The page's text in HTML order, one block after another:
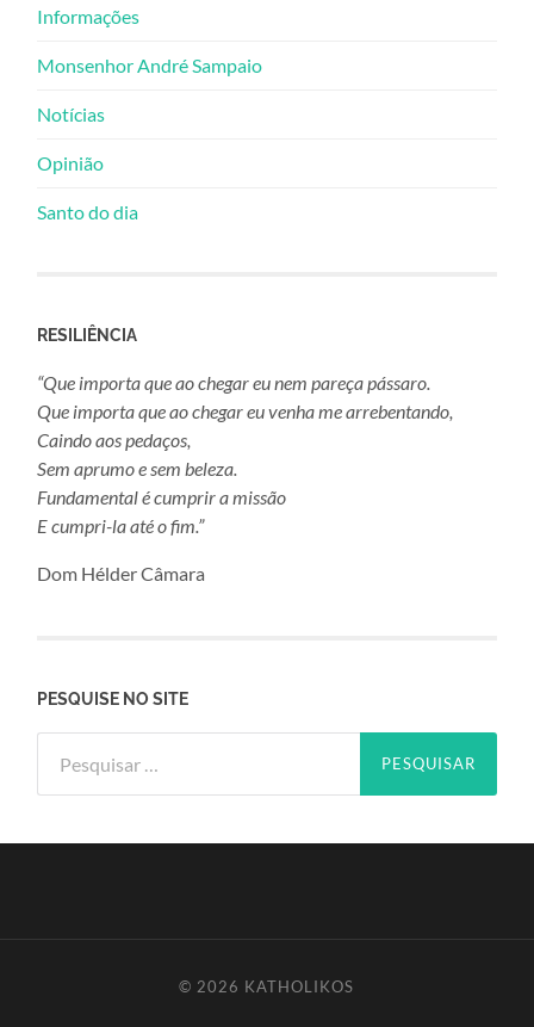
Informações
Monsenhor André Sampaio
Notícias
Opinião
Santo do dia
RESILIÊNCIA
“Que importa que ao chegar eu nem pareça pássaro.
Que importa que ao chegar eu venha me arrebentando,
Caindo aos pedaços,
Sem aprumo e sem beleza.
Fundamental é cumprir a missão
E cumpri-la até o fim.”
Dom Hélder Câmara
PESQUISE NO SITE
por:
© 2026 KATHOLIKOS